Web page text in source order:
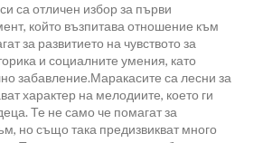
са отличен избор за първи
който възпитава отношение към
за развитието на чувството за
и социалните умения, като
забавление.Маракасите са лесни за
характер на мелодиите, което ги
Те не само че помагат за
но също така предизвикват много